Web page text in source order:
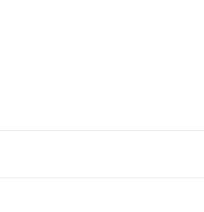
12% (SŪKALU